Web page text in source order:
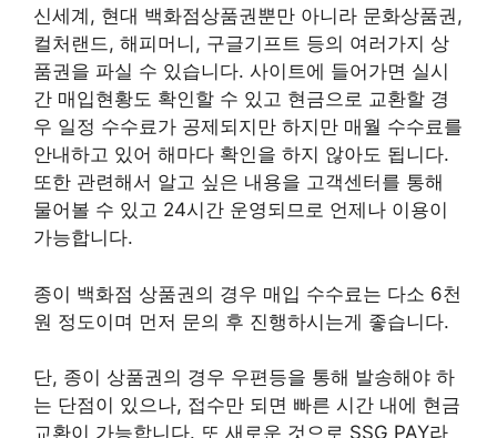
신세계, 현대 백화점상품권뿐만 아니라 문화상품권,
컬처랜드, 해피머니, 구글기프트 등의 여러가지 상
품권을 파실 수 있습니다. 사이트에 들어가면 실시
간 매입현황도 확인할 수 있고 현금으로 교환할 경
우 일정 수수료가 공제되지만 하지만 매월 수수료를
안내하고 있어 해마다 확인을 하지 않아도 됩니다.
또한 관련해서 알고 싶은 내용을 고객센터를 통해
물어볼 수 있고 24시간 운영되므로 언제나 이용이
가능합니다.
종이 백화점 상품권의 경우 매입 수수료는 다소 6천
원 정도이며 먼저 문의 후 진행하시는게 좋습니다.
단, 종이 상품권의 경우 우편등을 통해 발송해야 하
는 단점이 있으나, 접수만 되면 빠른 시간 내에 현금
교환이 가능합니다. 또 새로운 것으로 SSG PAY라